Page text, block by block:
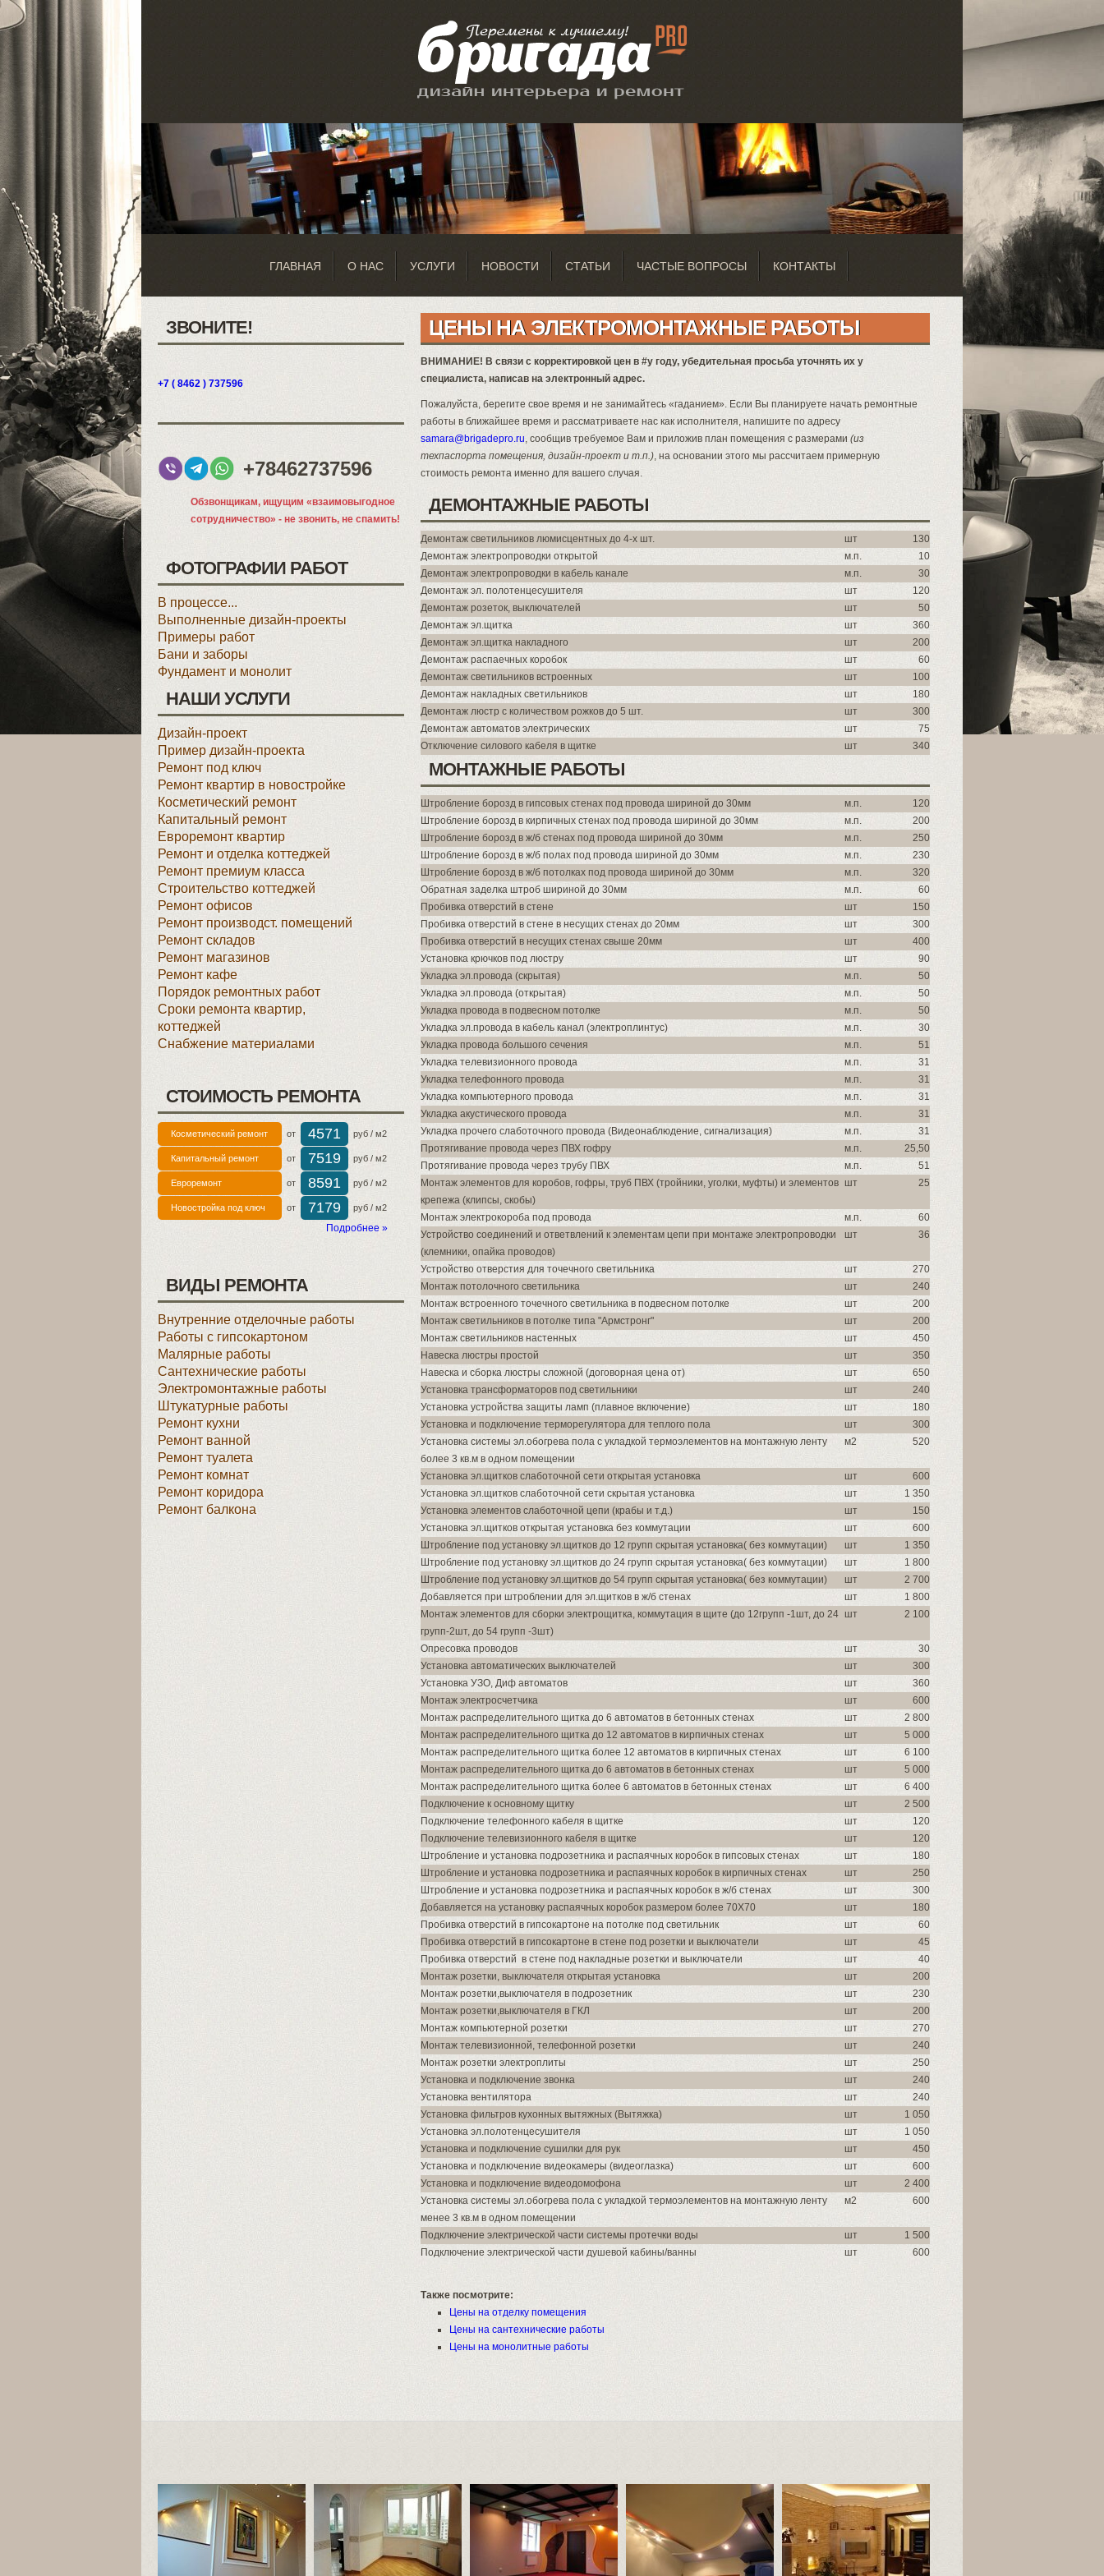
ГЛАВНАЯ О НАС УСЛУГИ НОВОСТИ СТАТЬИ ЧАСТЫЕ ВОПРОСЫ КОНТАКТЫ
ЗВОНИТЕ!
+7 ( 8462 ) 737596
+78462737596
Обзвонщикам, ищущим «взаимовыгодное
сотрудничество» - не звонить, не спамить!
ФОТОГРАФИИ РАБОТ
В процессе...
Выполненные дизайн-проекты
Примеры работ
Бани и заборы
Фундамент и монолит
НАШИ УСЛУГИ
Дизайн-проект
Пример дизайн-проекта
Ремонт под ключ
Ремонт квартир в новостройке
Косметический ремонт
Капитальный ремонт
Евроремонт квартир
Ремонт и отделка коттеджей
Ремонт премиум класса
Строительство коттеджей
Ремонт офисов
Ремонт производст. помещений
Ремонт складов
Ремонт магазинов
Ремонт кафе
Порядок ремонтных работ
Сроки ремонта квартир,
коттеджей
Снабжение материалами
СТОИМОСТЬ РЕМОНТА
Косметический ремонт от 4571 руб / м2
Капитальный ремонт от 7519 руб / м2
Евроремонт от 8591 руб / м2
Новостройка под ключ от 7179 руб / м2
Подробнее »
ВИДЫ РЕМОНТА
Внутренние отделочные работы
Работы с гипсокартоном
Малярные работы
Сантехнические работы
Электромонтажные работы
Штукатурные работы
Ремонт кухни
Ремонт ванной
Ремонт туалета
Ремонт комнат
Ремонт коридора
Ремонт балкона
ЦЕНЫ НА ЭЛЕКТРОМОНТАЖНЫЕ РАБОТЫ
ВНИМАНИЕ! В связи с корректировкой цен в #y году, убедительная просьба уточнять их у
специалиста, написав на электронный адрес.
Пожалуйста, берегите свое время и не занимайтесь «гаданием». Если Вы планируете начать ремонтные
работы в ближайшее время и рассматриваете нас как исполнителя, напишите по адресу
samara@brigadepro.ru, сообщив требуемое Вам и приложив план помещения с размерами (из
техпаспорта помещения, дизайн-проект и т.п.), на основании этого мы рассчитаем примерную
стоимость ремонта именно для вашего случая.
ДЕМОНТАЖНЫЕ РАБОТЫ
Демонтаж светильников люмисцентных до 4-х шт. шт
130
Демонтаж электропроводки открытой
м.п.
10
Демонтаж электропроводки в кабель канале
м.п.
30
Демонтаж эл. полотенцесушителя
шт
120
Демонтаж розеток, выключателей
шт
50
Демонтаж эл.щитка
шт
360
Демонтаж эл.щитка накладного
шт
200
Демонтаж распаечных коробок
шт
60
Демонтаж светильников встроенных
шт
100
Демонтаж накладных светильников
шт
180
Демонтаж люстр с количеством рожков до 5 шт.
шт
300
Демонтаж автоматов электрических
шт
75
Отключение силового кабеля в щитке
шт 340
МОНТАЖНЫЕ РАБОТЫ
Штробление борозд в гипсовых стенах под провода шириной до 30мм м.п.
120
Штробление борозд в кирпичных стенах под провода шириной до 30мм
м.п.
200
Штробление борозд в ж/б стенах под провода шириной до 30мм
м.п.
250
Штробление борозд в ж/б полах под провода шириной до 30мм
м.п.
230
Штробление борозд в ж/б потолках под провода шириной до 30мм
м.п.
320
Обратная заделка штроб шириной до 30мм
м.п.
60
Пробивка отверстий в стене
шт
150
Пробивка отверстий в стене в несущих стенах до 20мм
шт
300
Пробивка отверстий в несущих стенах свыше 20мм
шт
400
Установка крючков под люстру
шт
90
Укладка эл.провода (скрытая)
м.п.
50
Укладка эл.провода (открытая)
м.п.
50
Укладка провода в подвесном потолке
м.п.
50
Укладка эл.провода в кабель канал (электроплинтус)
м.п.
30
Укладка провода большого сечения
м.п.
51
Укладка телевизионного провода
м.п.
31
Укладка телефонного провода
м.п.
31
Укладка компьютерного провода
м.п.
31
Укладка акустического провода
м.п.
31
Укладка прочего слаботочного провода (Видеонаблюдение, сигнализация)
м.п.
31
Протягивание провода через ПВХ гофру
м.п.
25,50
Протягивание провода через трубу ПВХ
м.п.
51
Монтаж элементов для коробов, гофры, труб ПВХ (тройники, уголки, муфты) и элементов
крепежа (клипсы, скобы)
шт 25
Монтаж электрокороба под провода м.п.
60
Устройство соединений и ответвлений к элементам цепи при монтаже электропроводки
(клемники, опайка проводов)
шт 36
Устройство отверстия для точечного светильника шт
270
Монтаж потолочного светильника
шт
240
Монтаж встроенного точечного светильника в подвесном потолке
шт
200
Монтаж светильников в потолке типа "Армстронг"
шт
200
Монтаж светильников настенных
шт
450
Навеска люстры простой
шт
350
Навеска и сборка люстры сложной (договорная цена от)
шт
650
Установка трансформаторов под светильники
шт
240
Установка устройства защиты ламп (плавное включение)
шт
180
Установка и подключение терморегулятора для теплого пола
шт
300
Установка системы эл.обогрева пола с укладкой термоэлементов на монтажную ленту
более 3 кв.м в одном помещении
м2 520
Установка эл.щитков слаботочной сети открытая установка шт
600
Установка эл.щитков слаботочной сети скрытая установка
шт
1 350
Установка элементов слаботочной цепи (крабы и т.д.)
шт
150
Установка эл.щитков открытая установка без коммутации
шт
600
Штробление под установку эл.щитков до 12 групп скрытая установка( без коммутации)
шт
1 350
Штробление под установку эл.щитков до 24 групп скрытая установка( без коммутации)
шт
1 800
Штробление под установку эл.щитков до 54 групп скрытая установка( без коммутации)
шт
2 700
Добавляется при штроблении для эл.щитков в ж/б стенах
шт
1 800
Монтаж элементов для сборки электрощитка, коммутация в щите (до 12групп -1шт, до 24
групп-2шт, до 54 групп -3шт)
шт 2 100
Опресовка проводов шт
30
Установка автоматических выключателей
шт
300
Установка УЗО, Диф автоматов
шт
360
Монтаж электросчетчика
шт
600
Монтаж распределительного щитка до 6 автоматов в бетонных стенах
шт
2 800
Монтаж распределительного щитка до 12 автоматов в кирпичных стенах
шт
5 000
Монтаж распределительного щитка более 12 автоматов в кирпичных стенах
шт
6 100
Монтаж распределительного щитка до 6 автоматов в бетонных стенах
шт
5 000
Монтаж распределительного щитка более 6 автоматов в бетонных стенах
шт
6 400
Подключение к основному щитку
шт
2 500
Подключение телефонного кабеля в щитке
шт
120
Подключение телевизионного кабеля в щитке
шт
120
Штробление и установка подрозетника и распаячных коробок в гипсовых стенах
шт
180
Штробление и установка подрозетника и распаячных коробок в кирпичных стенах
шт
250
Штробление и установка подрозетника и распаячных коробок в ж/б стенах
шт
300
Добавляется на установку распаячных коробок размером более 70Х70
шт
180
Пробивка отверстий в гипсокартоне на потолке под светильник
шт
60
Пробивка отверстий в гипсокартоне в стене под розетки и выключатели
шт
45
Пробивка отверстий в стене под накладные розетки и выключатели
шт
40
Монтаж розетки, выключателя открытая установка
шт
200
Монтаж розетки,выключателя в подрозетник
шт
230
Монтаж розетки,выключателя в ГКЛ
шт
200
Монтаж компьютерной розетки
шт
270
Монтаж телевизионной, телефонной розетки
шт
240
Монтаж розетки электроплиты
шт
250
Установка и подключение звонка
шт
240
Установка вентилятора
шт
240
Установка фильтров кухонных вытяжных (Вытяжка)
шт
1 050
Установка эл.полотенцесушителя
шт
1 050
Установка и подключение сушилки для рук
шт
450
Установка и подключение видеокамеры (видеоглазка)
шт
600
Установка и подключение видеодомофона
шт
2 400
Установка системы эл.обогрева пола с укладкой термоэлементов на монтажную ленту
менее 3 кв.м в одном помещении
м2 600
Подключение электрической части системы протечки воды шт
1 500
Подключение электрической части душевой кабины/ванны
шт 600
Также посмотрите:
Цены на отделку помещения
Цены на сантехнические работы
Цены на монолитные работы